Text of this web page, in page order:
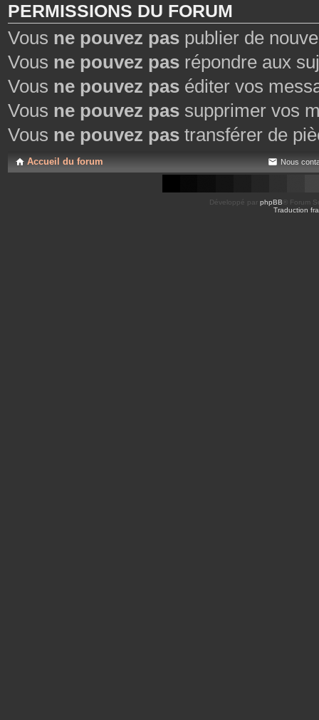
PERMISSIONS DU FORUM
Vous ne pouvez pas publier de
Vous ne pouvez pas répondre aux
Vous ne pouvez pas éditer vos
Vous ne pouvez pas supprimer vos
Vous ne pouvez pas transférer de
Accueil du forum Nous
Développé par phpBB ® Forum
Traduction